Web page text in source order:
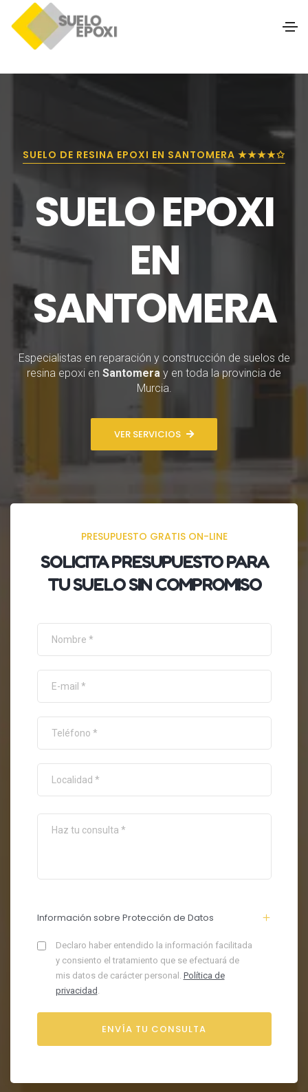
SUELO DE RESINA EPOXI EN SANTOMERA ★★★★✩
SUELO EPOXI
EN
SANTOMERA
Especialistas en reparación y construcción de suelos de
resina epoxi en Santomera y en toda la provincia de
Murcia.
VER SERVICIOS
PRESUPUESTO GRATIS ON-LINE
SOLICITAPRESUPUESTOPARA
TU SUELO SIN COMPROMISO
Información sobre Protección de Datos
Declaro haber entendido la información facilitada
y consiento el tratamiento que se efectuará de
mis datos de carácter personal. Política de
privacidad .